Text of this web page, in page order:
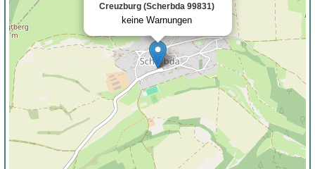
Creuzburg (Scherbda 99831)
keine Warnungen